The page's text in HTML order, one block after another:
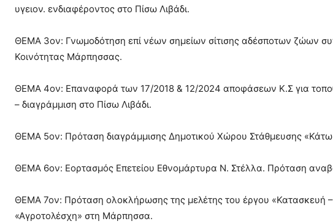
υγειον. ενδιαφέροντος στο Πίσω Λιβάδι.
ΘΕΜΑ 3ον: Γνωμοδότηση επί νέων σημείων σίτισης αδέσποτων ζώων
Κοινότητας Μάρπησσας.
ΘΕΜΑ 4ον: Επαναφορά των 17/2018 & 12/2024 αποφάσεων Κ.Σ για
– διαγράμμιση στο Πίσω Λιβάδι.
ΘΕΜΑ 5ον: Πρόταση διαγράμμισης Δημοτικού Χώρου Στάθμευσης
ΘΕΜΑ 6ον: Εορτασμός Επετείου Εθνομάρτυρα Ν. Στέλλα. Πρόταση
ΘΕΜΑ 7ον: Πρόταση ολοκλήρωσης της μελέτης του έργου «Κατασκευή
«Αγροτολέσχη» στη Μάρπησσα.